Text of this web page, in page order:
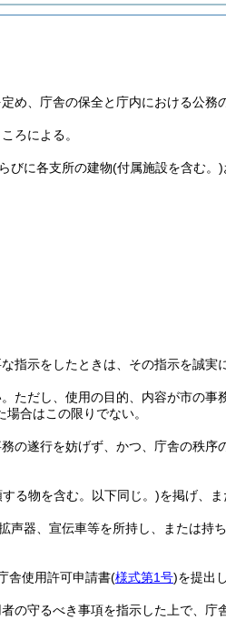
め、庁舎の保全と庁内における公務
ろによる。
びに各支所の建物(付属施設を含む。)
示をしたときは、その指示を誠実
ただし、使用の目的、内容が市の事
合はこの限りでない。
の遂行を妨げず、かつ、庁舎の秩序
る物を含む。以下同じ。)を掲げ、
声器、宣伝車等を所持し、または持
舎使用許可申請書(様式第1号)を提出
の守るべき事項を指示した上で、庁